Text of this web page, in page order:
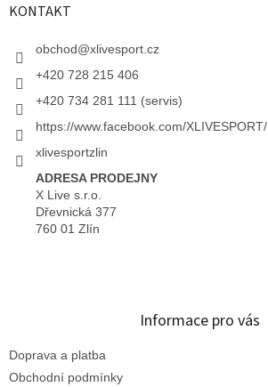
KONTAKT
obchod@xlivesport.cz
+420 728 215 406
+420 734 281 111 (servis)
https://www.facebook.com/XLIVESPORT/
xlivesportzlin
ADRESA PRODEJNY
X Live s.r.o.
Dřevnická 377
760 01 Zlín
Informace pro vás
Doprava a platba
Obchodní podmínky